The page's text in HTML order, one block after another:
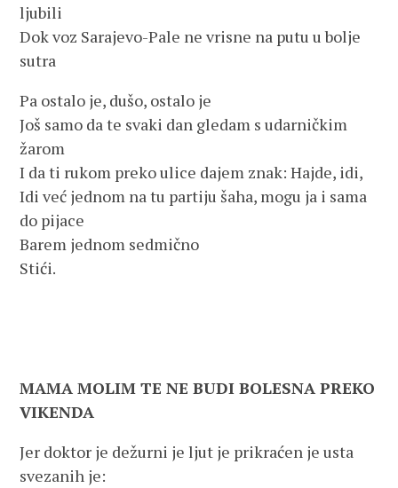
ljubili
Dok voz Sarajevo-Pale ne vrisne na putu u bolje
sutra
Pa ostalo je, dušo, ostalo je
Još samo da te svaki dan gledam s udarničkim
žarom
I da ti rukom preko ulice dajem znak: Hajde, idi,
Idi već jednom na tu partiju šaha, mogu ja i sama
do pijace
Barem jednom sedmično
Stići.
MAMA MOLIM TE NE BUDI BOLESNA PREKO
VIKENDA
Jer doktor je dežurni je ljut je prikraćen je usta
svezanih je: